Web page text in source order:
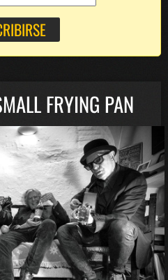
FRYING PAN